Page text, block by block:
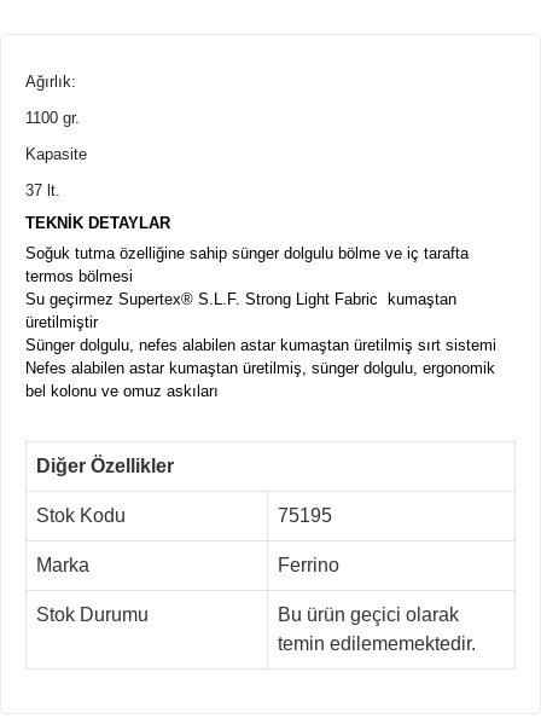
Ağırlık:
1100 gr.
Kapasite
37 lt.
TEKNİK DETAYLAR
Soğuk tutma özelliğine sahip sünger dolgulu bölme ve iç tarafta
termos bölmesi
Su geçirmez Supertex® S.L.F. Strong Light Fabric kumaştan
üretilmiştir
Sünger dolgulu, nefes alabilen astar kumaştan üretilmiş sırt sistemi
Nefes alabilen astar kumaştan üretilmiş, sünger dolgulu, ergonomik
bel kolonu ve omuz askıları
Diğer Özellikler
Stok Kodu 75195
Marka Ferrino
Stok Durumu
Bu ürün geçici olarak
temin edilememektedir.